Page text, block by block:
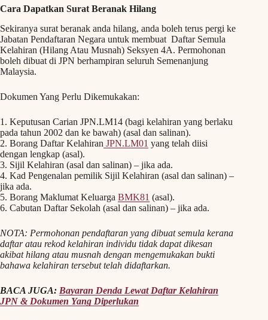
Cara Dapatkan Surat Beranak Hilang
Sekiranya surat beranak anda hilang, anda boleh terus pergi ke
Jabatan Pendaftaran Negara untuk membuat Daftar Semula
Kelahiran (Hilang Atau Musnah) Seksyen 4A. Permohonan
boleh dibuat di JPN berhampiran seluruh Semenanjung
Malaysia.
Dokumen Yang Perlu Dikemukakan:
1. Keputusan Carian JPN.LM14 (bagi kelahiran yang berlaku
pada tahun 2002 dan ke bawah) (asal dan salinan).
2. Borang Daftar Kelahiran JPN.LM01 yang telah diisi
dengan lengkap (asal).
3. Sijil Kelahiran (asal dan salinan) – jika ada.
4. Kad Pengenalan pemilik Sijil Kelahiran (asal dan salinan) –
jika ada.
5. Borang Maklumat Keluarga BMK81 (asal).
6. Cabutan Daftar Sekolah (asal dan salinan) – jika ada.
NOTA: Permohonan pendaftaran yang dibuat semula kerana
daftar atau rekod kelahiran individu tidak dapat dikesan
akibat hilang atau musnah dengan mengemukakan bukti
bahawa kelahiran tersebut telah didaftarkan.
BACA JUGA: Bayaran Denda Lewat Daftar Kelahiran
JPN & Dokumen Yang Diperlukan